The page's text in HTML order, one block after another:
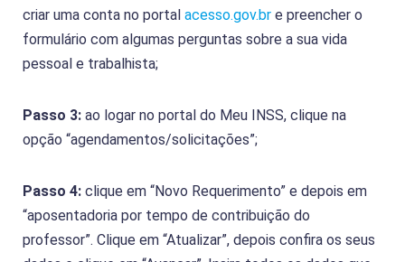
criar uma conta no portal acesso.gov.br e preencher o
formulário com algumas perguntas sobre a sua vida
pessoal e trabalhista;
Passo 3: ao logar no portal do Meu INSS, clique na
opção “agendamentos/solicitações”;
Passo 4: clique em “Novo Requerimento” e depois em
“aposentadoria por tempo de contribuição do
professor”. Clique em “Atualizar”, depois confira os seus